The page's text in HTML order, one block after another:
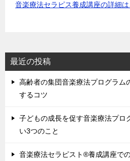
音楽療法セラピス養成講座の詳細
最近の投稿
高齢者の集団音楽療法プログラム
するコツ
子どもの成長を促す音楽療法プロ
い3つのこと
音楽療法セラピスト®養成講座で